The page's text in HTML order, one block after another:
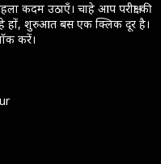
कदम उठाएँ। चाहे आप परीक्षा की
रहे हों, शुरुआत बस एक क्लिक दूर है।
करें।